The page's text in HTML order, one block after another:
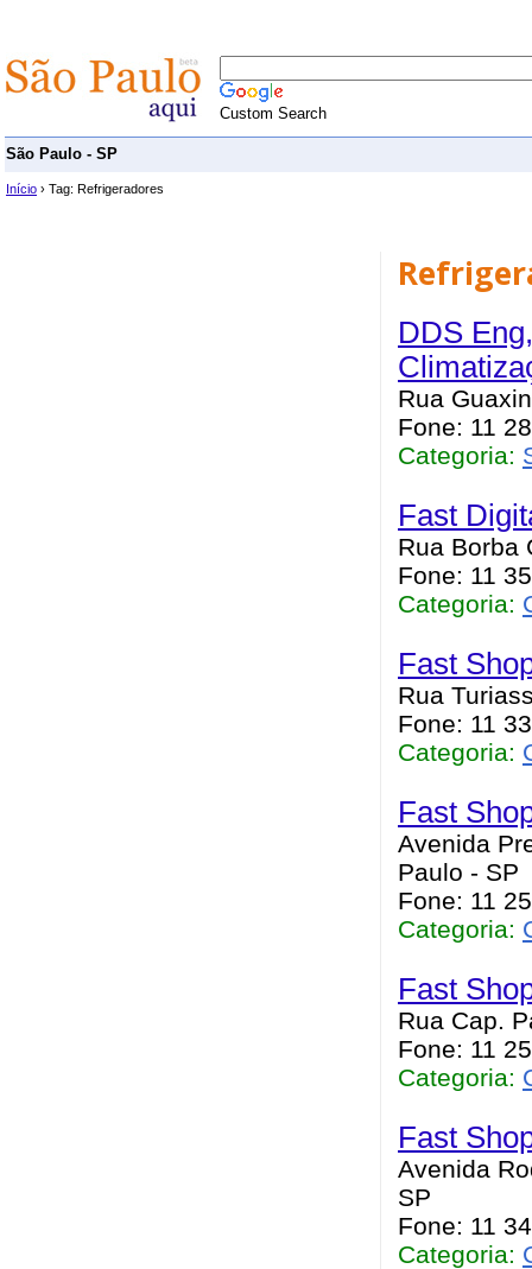
Custom Search
São Paulo - SP
Início › Tag: Refrigeradores
DDS
Rua
Fone: 11
Categoria:
Fast
Rua Borba
Fone: 11
Categoria:
Fast
Rua
Fone: 11
Categoria:
Fast
Avenida
Paulo - SP
Fone: 11
Categoria:
Fast
Rua Cap.
Fone: 11
Categoria:
Fast
Avenida
SP
Fone: 11
Categoria: